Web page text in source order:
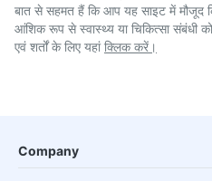
बात से सहमत हैं कि आप यह साइट में मौजूद
आंशिक रूप से स्वास्थ्य या चिकित्सा संबंधी
एवं शर्तों के लिए यहांक्लिक करें।
Company